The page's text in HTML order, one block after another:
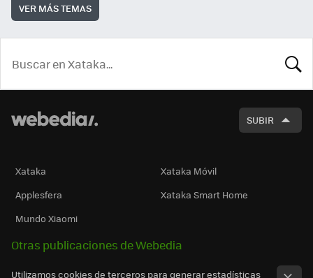
VER MÁS TEMAS
SUBIR
Xataka
Xataka Móvil
Applesfera
Xataka Smart Home
Mundo Xiaomi
Otras publicaciones de Webedia
Utilizamos cookies de terceros para generar estadísticas